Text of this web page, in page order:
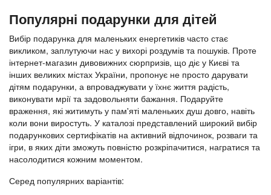
Популярні подарунки для дітей
Вибір подарунка для маленьких енергетиків часто стає
викликом, заплутуючи нас у вихорі роздумів та пошуків. Проте
інтернет-магазин дивовижних сюрпризів, що діє у Києві та
інших великих містах України, пропонує не просто дарувати
дітям подарунки, а впроваджувати у їхнє життя радість,
виконувати мрії та задовольняти бажання. Подаруйте
враження, які житимуть у пам'яті маленьких душ довго, навіть
коли вони виростуть. У каталозі представлений широкий вибір
подарункових сертифікатів на активний відпочинок, розваги та
ігри, в яких діти зможуть повністю розкріпачитися, награтися та
насолодитися кожним моментом.
Серед популярних варіантів: